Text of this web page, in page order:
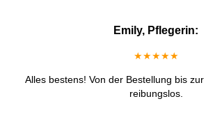
Emily, Pflegerin:
★★★★★
Alles bestens! Von der Bestellung bis
reibungslos.